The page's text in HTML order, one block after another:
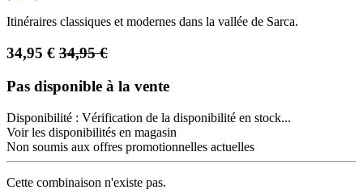
Itinéraires classiques et modernes dans la vallée de Sarca.
34,95 € 34,95€
Pas disponible à la vente
Disponibilité : Vérification de la disponibilité en stock...
Voir les disponibilités en magasin
Non soumis aux offres promotionnelles actuelles
Cette combinaison n'existe pas.